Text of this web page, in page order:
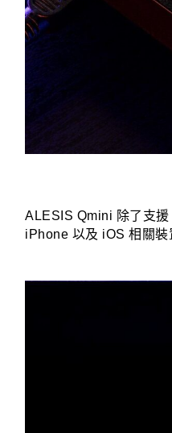
ALESIS Qmini​ 除了支
iPhone 以及 iOS 相關裝